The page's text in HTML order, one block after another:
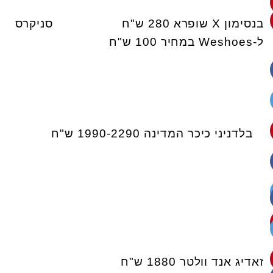
בנסימון X שופרא 280 ש"ח סניקרס
ל-Weshoes במחיר 100 ש"ח
בלדניני כיכר המדינה 1990-2290 ש"ח
זאדיג אנד וולטר 1880 ש"ח